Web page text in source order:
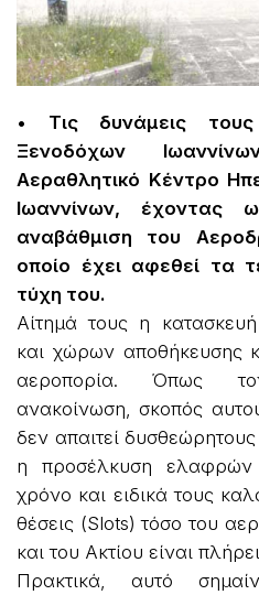
• Τις δυνάμεις
Ξενοδόχων
Αεραθλητικό Κέντρο
Ιωαννίνων, έχοντας
αναβάθμιση του
οποίο έχει αφεθεί τα
τύχη του.
Αίτημά τους η
και χώρων αποθήκευσης
αεροπορία. Όπως
ανακοίνωση, σκοπός
δεν απαιτεί
η προσέλκυση
χρόνο και ειδικά τους
θέσεις (Slots) τόσο του
και του Ακτίου είναι
Πρακτικά, αυτό